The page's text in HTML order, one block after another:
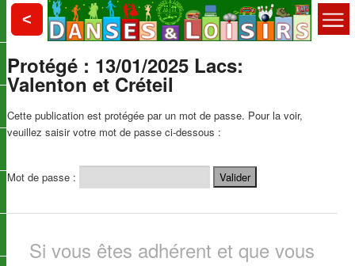
Aller
contenu
principalDanses et Loisirs
Choisy le Roi
<
principal
Protégé : 13/01/2025 Lacs:
Valenton et Créteil
Cette publication est protégée par un mot de passe. Pour la voir,
veuillez saisir votre mot de passe ci-dessous :
Mot de passe :
Si vous êtes adhérent et que vous